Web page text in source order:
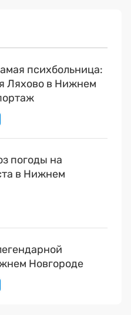
психбольница:
Ляхово в Нижнем
погоды на
в Нижнем
Новгороде